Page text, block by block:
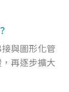
與圖形化管
再逐步擴大